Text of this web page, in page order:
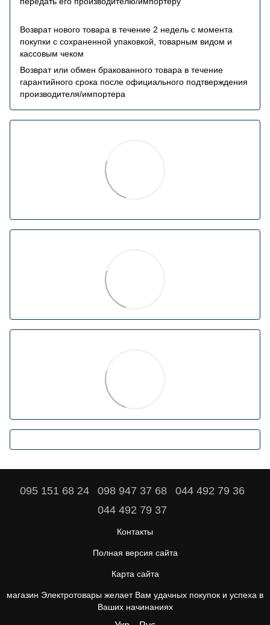
Возврат нового товара в течение 2 недель с момента
покупки с сохраненной упаковкой, товарным видом и
кассовым чеком
Возврат или обмен бракованного товара в течение
гарантийного срока после официального подтверждения
производителя/импортера
095 151 68 24 098 947 37 68
044 492 79 36
044 492 79 37
Контакты
Полная версия сайта
Карта сайта
магазин Электротовары желает Вам удачных покупок и успеха в
Ваших начинаниях